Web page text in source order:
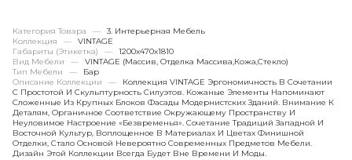
Категория Товара —
3. Интерьерная Мебель
Коллекция
—
VINTAGE
Габариты (этикетка)
—
1200х470x1810
Вид Мебели
—
VINTAGE (массив, Отделка Массива,кожа,стекло)
Тип Мебели
—
Бар
Описание Коллекции
—
Коллекция VINTAGE Эргономичность В Сочетании
С Простотой И Скульптурность Силуэтов. Кожаные Элементы Напоминают
Сложенные Из Крупных Блоков Фасады Модернистских Зданий. Внимание К
Деталям, Органичное Соответствие Окружающему Пространству И
Неуловимое Настроение «безвременья». Сочетание Традиций Западной И
Восточной Культур, Воплощенное В Материалах И Цветах Финишной
Отделки, Стало Основой Невероятно Современных Предметов Мебели.
Дизайн Этой Коллекции Всегда Будет Вне Времени И Моды.